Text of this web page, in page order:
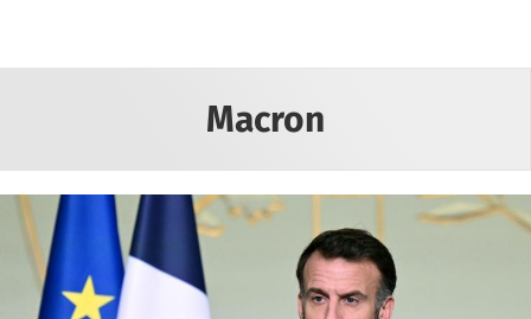
Macron